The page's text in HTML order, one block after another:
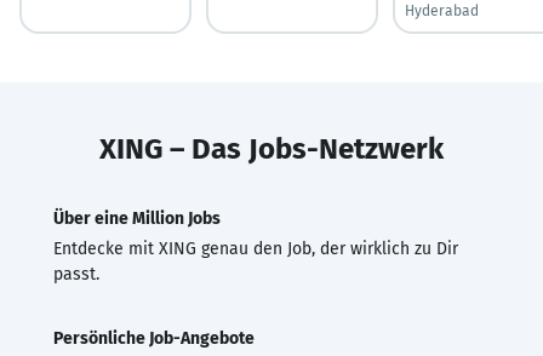
Hyderabad
XING – Das Jobs-Netzwerk
Über eine Million Jobs
Entdecke mit XING genau den Job, der wirklich zu Dir
passt.
Persönliche Job-Angebote